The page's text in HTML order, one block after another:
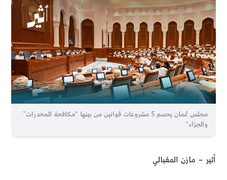
مجلس عُمان يحسم 5 مشروعات قوانين من بينها “مكافحة المخدرات”
والجزاء"
أثير – مازن المقبالي